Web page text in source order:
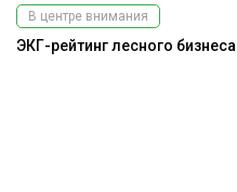
В центре внимания
ЭКГ-рейтинг лесного бизнеса